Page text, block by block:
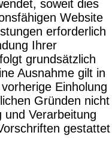
soweit dies
Website
erforderlich
Ihrer
grundsätzlich
Ausnahme gilt in
Einholung
Gründen nicht
und Verarbeitung
gestattet